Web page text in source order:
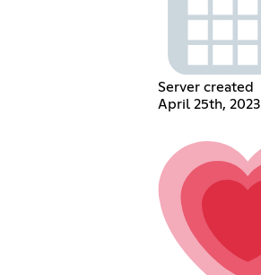
Server created
April 25th, 2023